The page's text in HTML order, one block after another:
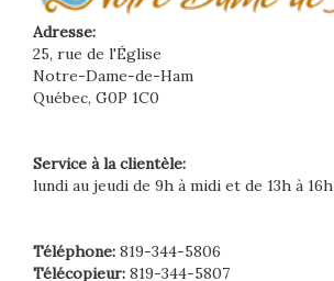
Adresse:
25, rue de l'Église
Notre-Dame-de-Ham
Québec, G0P 1C0
Service à la clientèle:
lundi au jeudi de 9h à midi et de 13h à 16h
Téléphone: 819-344-5806
Télécopieur: 819-344-5807